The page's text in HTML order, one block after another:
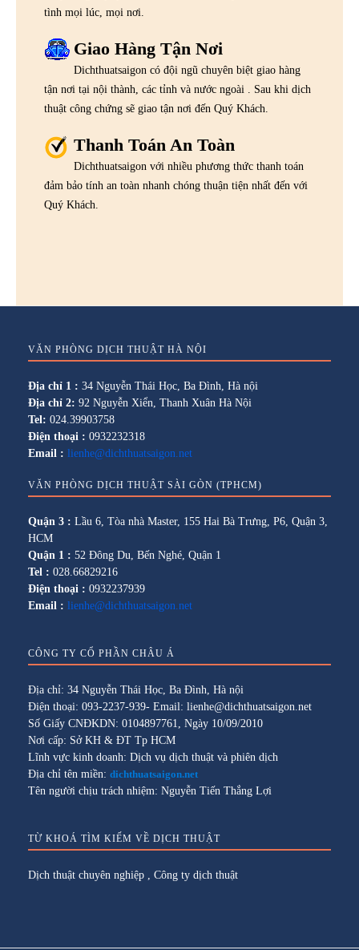
tình mọi lúc, mọi nơi.
Giao Hàng Tận Nơi
Dichthuatsaigon có đội ngũ chuyên biệt giao hàng
tận nơi tại nội thành, các tỉnh và nước ngoài . Sau khi dịch
thuật công chứng sẽ giao tận nơi đến Quý Khách.
Thanh Toán An Toàn
Dichthuatsaigon với nhiều phương thức thanh toán
đảm bảo tính an toàn nhanh chóng thuận tiện nhất đến với
Quý Khách.
VĂN PHÒNG DỊCH THUẬT HÀ NỘI
Địa chỉ 1 : 34 Nguyễn Thái Học, Ba Đình, Hà nội
Địa chỉ 2: 92 Nguyễn Xiển, Thanh Xuân Hà Nội
Tel: 024.39903758
Điện thoại : 0932232318
Email : lienhe@dichthuatsaigon.net
VĂN PHÒNG DỊCH THUẬT SÀI GÒN (TPHCM)
Quận 3 : Lầu 6, Tòa nhà Master, 155 Hai Bà Trưng, P6, Quận 3,
HCM
Quận 1 : 52 Đông Du, Bến Nghé, Quận 1
Tel : 028.66829216
Điện thoại : 0932237939
Email : lienhe@dichthuatsaigon.net
CÔNG TY CỔ PHẦN CHÂU Á
Địa chỉ: 34 Nguyễn Thái Học, Ba Đình, Hà nội
Điện thoại: 093-2237-939- Email: lienhe@dichthuatsaigon.net
Số Giấy CNĐKDN: 0104897761, Ngày 10/09/2010
Nơi cấp: Sở KH & ĐT Tp HCM
Lĩnh vực kinh doanh: Dịch vụ dịch thuật và phiên dịch
Địa chỉ tên miền: dichthuatsaigon.net
Tên người chịu trách nhiệm: Nguyễn Tiến Thắng Lợi
TỪ KHOÁ TÌM KIẾM VỀ DỊCH THUẬT
Dịch thuật chuyên nghiệp Công ty dịch thuật